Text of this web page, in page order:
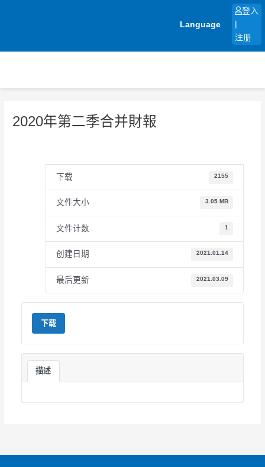
Language
登入
注册
2020年第二季合并財報
下载 2155
文件大小 3.05 MB
文件计数 1
创建日期 2021.01.14
最后更新 2021.03.09
下载
描述